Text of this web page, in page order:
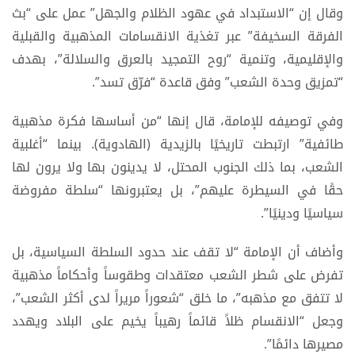
وقال إن “الاستبداد في عهود الظلام والجهل” عمل على “بث
الفرقة السخيفة” عبر تغذية الانقسامات المذهبية والقبلية
والإقليمية، وتنمية “روح التمجيد بالعرق والسلالة”، بهدف
“تمزيق وحدة الشعب” وفق قاعدة “فرّق تسد”.
وفي توصيفه للإمامة، قال إنها “من أساسها فكرة مذهبية
طائفية” ارتبطت تاريخيًا بالزيدية (الهادوية). بينما “أغلبية
الشعب، بما ذلك الجنوب المحتل، لا يدينون بها ولا يرون لها
حقًا في السيطرة عليهم”، بل يعتبرونها “سلطة مفروضة
سياسيًا ودينيًا”.
وأضاف أن الإمامة “لا تقف عند حدود السلطة السياسية، بل
تفرض على شطر الشعب معتقدات وطقوساً وأحكاماً مذهبية
لا تتفق مع مذهبه”، ما خلق “شعوراً مريراً لدى أكثر الشعب”،
وجعل “الانقسام ظلاً قائماً رهيباً يخيم على البلاد ويهدد
مصيرها دائمًا”.